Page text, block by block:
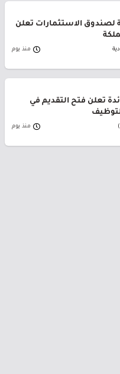
لصندوق الاستثمارات تعلن
منذ يوم
تعلن فتح التقديم في
منذ يوم